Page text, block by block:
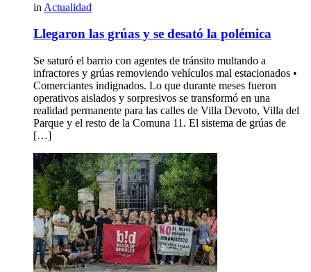
in Actualidad
Llegaron las grúas y se desató la polémica
Se saturó el barrio con agentes de tránsito multando a
infractores y grúas removiendo vehículos mal estacionados •
Comerciantes indignados. Lo que durante meses fueron
operativos aislados y sorpresivos se transformó en una
realidad permanente para las calles de Villa Devoto, Villa del
Parque y el resto de la Comuna 11. El sistema de grúas de
[…]